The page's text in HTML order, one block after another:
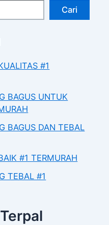
Cari
#1
BAGUS UNTUK
BAGUS DAN TEBAL
#1 TERMURAH
TEBAL #1